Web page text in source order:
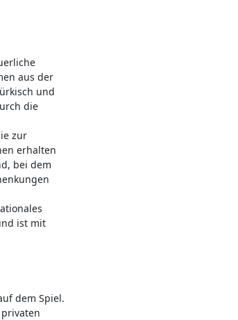
aus der
und
die
zur
erhalten
bei dem
ist mit
dem Spiel.